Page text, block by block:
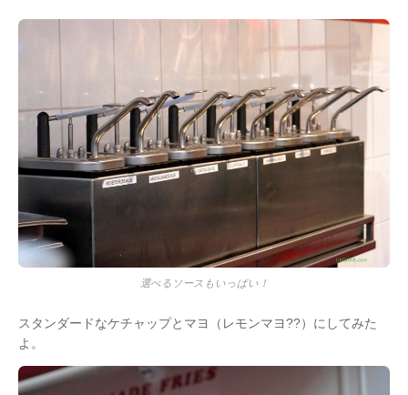
選べるソースもいっぱい！
スタンダードなケチャップとマヨ（レモンマヨ??）にしてみた
よ。